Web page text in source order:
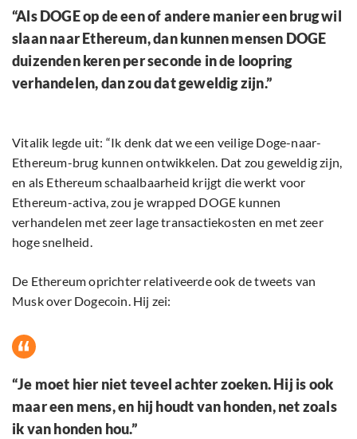
“Als DOGE op de een of andere manier een brug wil
slaan naar Ethereum, dan kunnen mensen DOGE
duizenden keren per seconde in de loopring
verhandelen, dan zou dat geweldig zijn.”
Vitalik legde uit: “Ik denk dat we een veilige Doge-naar-
Ethereum-brug kunnen ontwikkelen. Dat zou geweldig zijn,
en als Ethereum schaalbaarheid krijgt die werkt voor
Ethereum-activa, zou je wrapped DOGE kunnen
verhandelen met zeer lage transactiekosten en met zeer
hoge snelheid.
De Ethereum oprichter relativeerde ook de tweets van
Musk over Dogecoin. Hij zei:
“Je moet hier niet teveel achter zoeken. Hij is ook
maar een mens, en hij houdt van honden, net zoals
ik van honden hou.”